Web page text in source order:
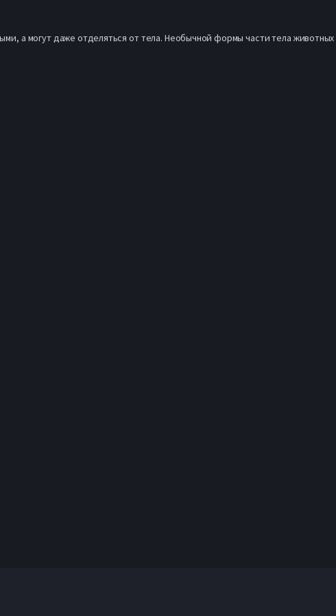
а могут даже отделяться от тела. Необычной формы части тела